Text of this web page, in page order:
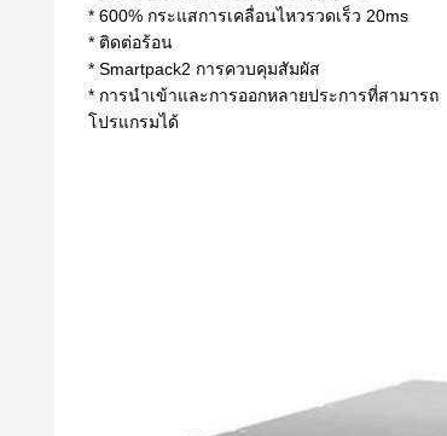
* 600% กระแสการเคลื่อนไหวรวดเร็ว 20ms
* ติดต่อร้อน
* Smartpack2 การควบคุมสัมผัส
* การนําเข้าและการออกหลายประการที่สามารถ
โปรแกรมได้